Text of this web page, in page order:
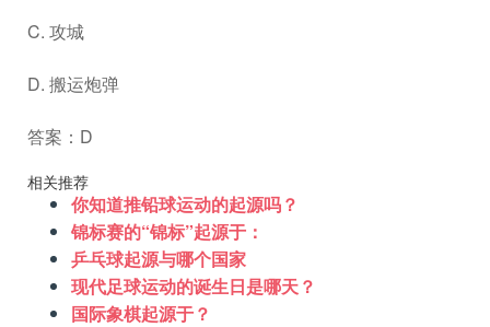
C. 攻城
D. 搬运炮弹
答案：D
相关推荐
你知道推铅球运动的起源吗？
锦标赛的“锦标”起源于：
乒乓球起源与哪个国家
现代足球运动的诞生日是哪天？
国际象棋起源于？